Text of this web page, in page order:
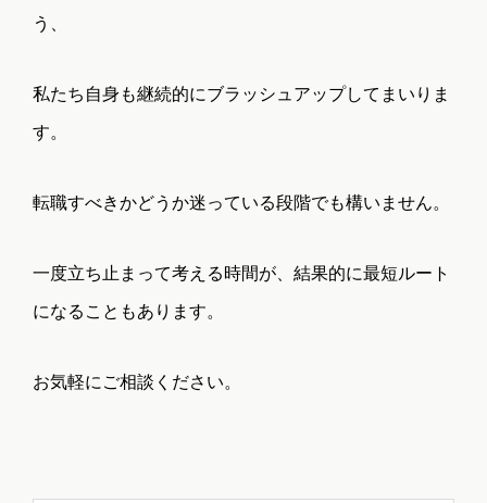
う、
私たち自身も継続的にブラッシュアップしてまいりま
す。
転職すべきかどうか迷っている段階でも構いません。
一度立ち止まって考える時間が、結果的に最短ルート
になることもあります。
お気軽にご相談ください。